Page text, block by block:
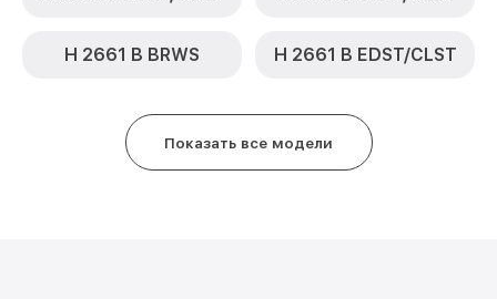
H 2661 B BRWS H 2661 B EDST/CLST
Показать все модели